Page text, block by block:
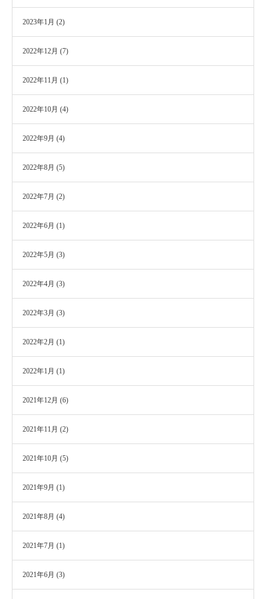
2023年1月 (2)
2022年12月 (7)
2022年11月 (1)
2022年10月 (4)
2022年9月 (4)
2022年8月 (5)
2022年7月 (2)
2022年6月 (1)
2022年5月 (3)
2022年4月 (3)
2022年3月 (3)
2022年2月 (1)
2022年1月 (1)
2021年12月 (6)
2021年11月 (2)
2021年10月 (5)
2021年9月 (1)
2021年8月 (4)
2021年7月 (1)
2021年6月 (3)